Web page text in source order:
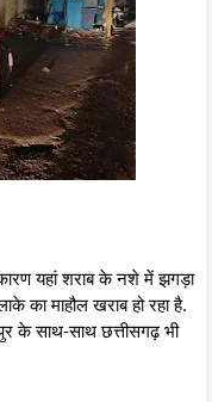
यहां शराब के नशे में झगड़ा
का माहौल खराब हो रहा है.
के साथ-साथ छत्तीसगढ़ भी